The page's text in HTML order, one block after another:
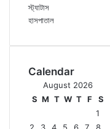
স্ট্যাটাস
হাসপাতাল
Calendar
August 2026
S M T W T F
S
1